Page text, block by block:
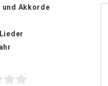
und Akkorde